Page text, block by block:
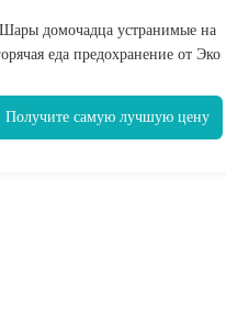
Шары домочадца устранимые на
еда предохранение от Эко
Получите самую лучшую цену